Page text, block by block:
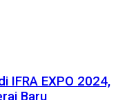
IFRA EXPO 2024,
Baru